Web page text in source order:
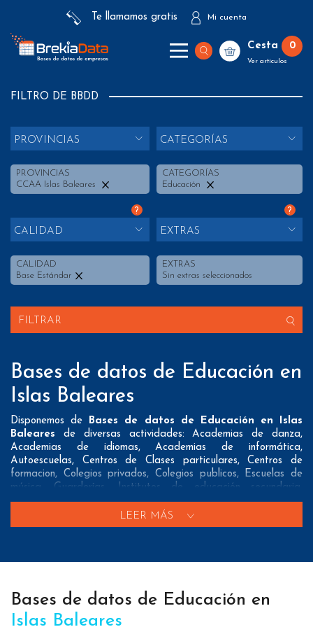
Te llamamos gratis Mi cuenta
Cesta 0
Ver artículos
FILTRO DE BBDD
PROVINCIAS
PROVINCIAS
CCAA Islas Baleares
CATEGORÍAS
CATEGORÍAS
Educación
?
CALIDAD
CALIDAD
Base Estándar
?
EXTRAS
EXTRAS
Sin extras seleccionados
FILTRAR
Bases de datos de Educación en
Islas Baleares
Disponemos de Bases de datos de Educación en Islas
Baleares de diversas actividades: Academias de danza,
Academias de idiomas, Academias de informática,
Autoescuelas, Centros de Clases particulares, Centros de
formacion, Colegios privados, Colegios publicos, Escuelas de
música, Guarderías, Institutos de educación secundaria,
Institutos de formación profesional, Residencias universitarias y
de Educación en Islas Baleares tienen todos los datos
necesarios incluyendo dirección, localidad, provincia y código
postal para que pueda realizar su mailing postal con la
LEER MÁS
Bases de datos de Educación en
Islas Baleares